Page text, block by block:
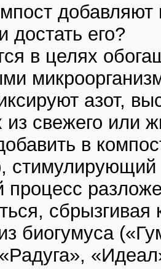
добавляют
достать его?
в целях
азот,
из свежего или
в
процесс
сбрызгивая
биогумуса